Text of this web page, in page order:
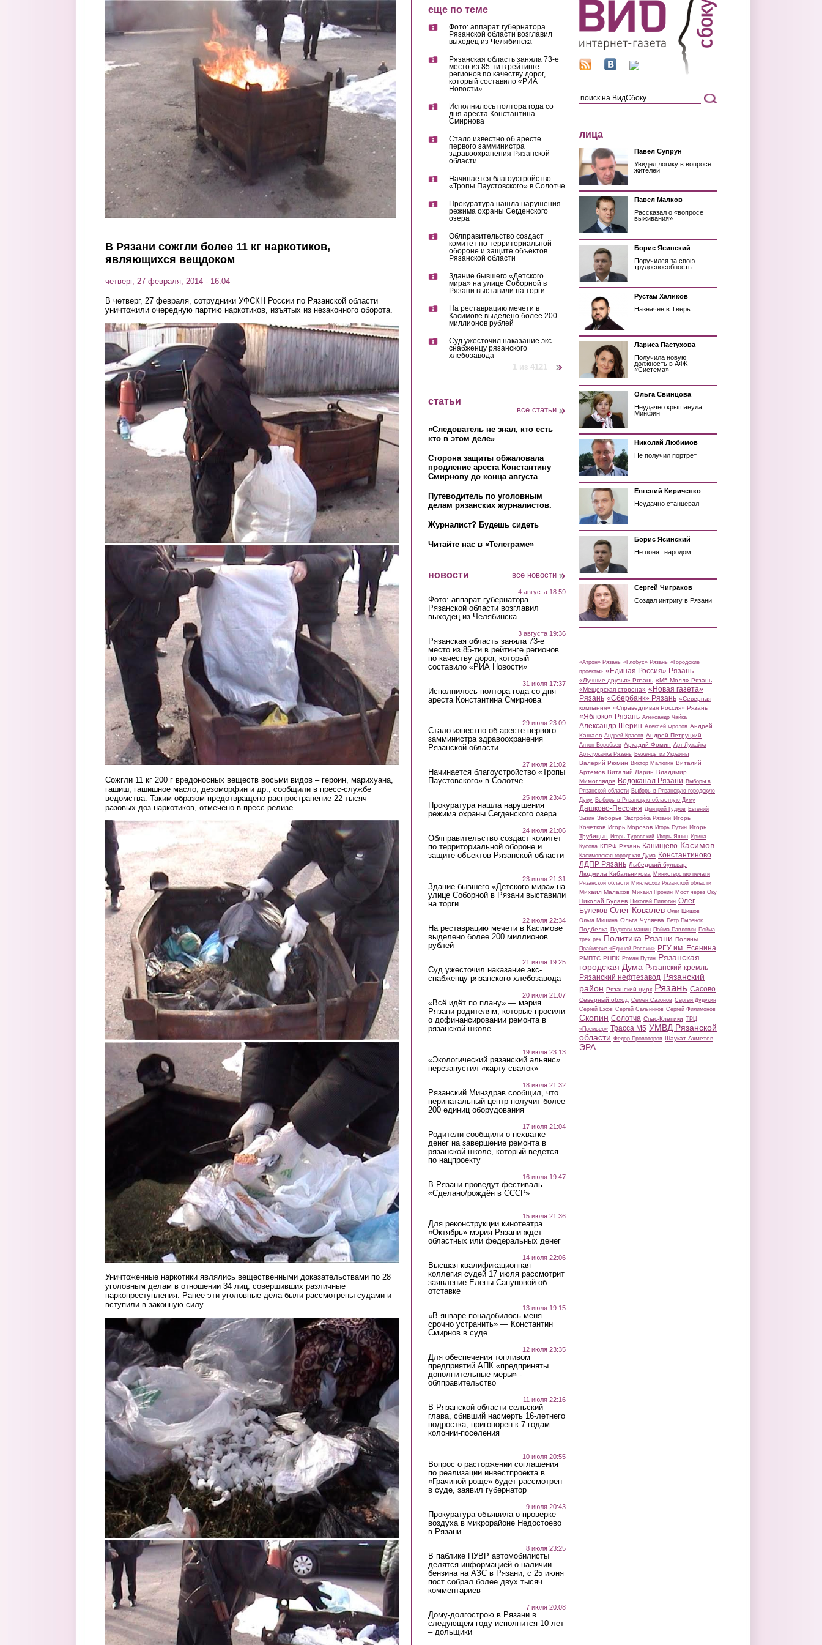
Перейти к основному содержанию
В Рязани сожгли более 11 кг наркотиков,
являющихся вещдоком
четверг, 27 февраля, 2014 - 16:04
В четверг, 27 февраля, сотрудники УФСКН России по Рязанской области
уничтожили очередную партию наркотиков, изъятых из незаконного оборота.
1.jpg
Сожгли 11 кг 200 г вредоносных веществ восьми видов – героин, марихуана,
гашиш, гашишное масло, дезоморфин и др., сообщили в пресс-службе
ведомства. Таким образом предотвращено распространение 22 тысяч
разовых доз наркотиков, отмечено в пресс-релизе.
3.jpg
4.jpg
Уничтоженные наркотики являлись вещественными доказательствами по 28
уголовным делам в отношении 34 лиц, совершивших различные
наркопреступления. Ранее эти уголовные дела были рассмотрены судами и
вступили в законную силу.
5.jpg
6.jpg
еще по теме
Фото: аппарат губернатора
Рязанской области возглавил
выходец из Челябинска
Рязанская область заняла 73-е
место из 85-ти в рейтинге
регионов по качеству дорог,
который составило «РИА
Новости»
Исполнилось полтора года со
дня ареста Константина
Смирнова
Стало известно об аресте
первого замминистра
здравоохранения Рязанской
области
Начинается благоустройство
«Тропы Паустовского» в Солотче
Прокуратура нашла нарушения
режима охраны Сегденского
озера
Облправительство создаст
комитет по территориальной
обороне и защите объектов
Рязанской области
Здание бывшего «Детского
мира» на улице Соборной в
Рязани выставили на торги
На реставрацию мечети в
Касимове выделено более 200
миллионов рублей
Суд ужесточил наказание экс-
снабженцу рязанского
хлебозавода
1 из 4121
статьи
все статьи
«Следователь не знал, кто есть
кто в этом деле»
Сторона защиты обжаловала
продление ареста Константину
Смирнову до конца августа
Путеводитель по уголовным
делам рязанских журналистов.
Журналист? Будешь сидеть
Читайте нас в «Телеграме»
новости все новости
4 августа 18:59
Фото: аппарат губернатора
Рязанской области возглавил
выходец из Челябинска
3 августа 19:36
Рязанская область заняла 73-е
место из 85-ти в рейтинге регионов
по качеству дорог, который
составило «РИА Новости»
31 июля 17:37
Исполнилось полтора года со дня
ареста Константина Смирнова
29 июля 23:09
Стало известно об аресте первого
замминистра здравоохранения
Рязанской области
27 июля 21:02
Начинается благоустройство «Тропы
Паустовского» в Солотче
25 июля 23:45
Прокуратура нашла нарушения
режима охраны Сегденского озера
24 июля 21:06
Облправительство создаст комитет
по территориальной обороне и
защите объектов Рязанской области
23 июля 21:31
Здание бывшего «Детского мира» на
улице Соборной в Рязани выставили
на торги
22 июля 22:34
На реставрацию мечети в Касимове
выделено более 200 миллионов
рублей
21 июля 19:25
Суд ужесточил наказание экс-
снабженцу рязанского хлебозавода
20 июля 21:07
«Всё идёт по плану» — мэрия
Рязани родителям, которые просили
о дофинансировании ремонта в
рязанской школе
19 июля 23:13
«Экологический рязанский альянс»
перезапустил «карту свалок»
18 июля 21:32
Рязанский Минздрав сообщил, что
перинатальный центр получит более
200 единиц оборудования
17 июля 21:04
Родители сообщили о нехватке
денег на завершение ремонта в
рязанской школе, который ведется
по нацпроекту
16 июля 19:47
В Рязани проведут фестиваль
«Сделано/рождён в СССР»
15 июля 21:36
Для реконструкции кинотеатра
«Октябрь» мэрия Рязани ждет
областных или федеральных денег
14 июля 22:06
Высшая квалификационная
коллегия судей 17 июля рассмотрит
заявление Елены Сапуновой об
отставке
13 июля 19:15
«В январе понадобилось меня
срочно устранить» — Константин
Смирнов в суде
12 июля 23:35
Для обеспечения топливом
предприятий АПК «предприняты
дополнительные меры» -
облправительство
11 июля 22:16
В Рязанской области сельский
глава, сбивший насмерть 16-летнего
подростка, приговорен к 7 годам
колонии-поселения
10 июля 20:55
Вопрос о расторжении соглашения
по реализации инвестпроекта в
«Грачиной роще» будет рассмотрен
в суде, заявил губернатор
9 июля 20:43
Прокуратура объявила о проверке
воздуха в микрорайоне Недостоево
в Рязани
8 июля 23:25
В паблике ПУВР автомобилисты
делятся информацией о наличии
бензина на АЗС в Рязани, с 25 июня
пост собрал более двух тысяч
комментариев
7 июля 20:08
Дому-долгострою в Рязани в
следующем году исполнится 10 лет
– дольщики
лица
Павел Супрун
Увидел логику в вопросе
жителей
Павел Малков
Рассказал о «вопросе
выживания»
Борис Ясинский
Поручился за свою
трудоспособность
Рустам Халиков
Назначен в Тверь
Лариса Пастухова
Получила новую
должность в АФК
«Система»
Ольга Свинцова
Неудачно крышанула
Минфин
Николай Любимов
Не получил портрет
Евгений Кириченко
Неудачно станцевал
Борис Ясинский
Не понят народом
Сергей Чиграков
Создал интригу в Рязани
«Атрон» Рязань «Глобус» Рязань «Городские
проекты» «Единая Россия» Рязань
«Лучшие друзья» Рязань «М5 Молл» Рязань
«Мещерская сторона» «Новая газета»
Рязань «Сбербанк» Рязань «Северная
компания» «Справедливая Россия» Рязань
«Яблоко» Рязань Александр Чайка
Александр Шерин Алексей Фролов Андрей
Кашаев Андрей Красов Андрей Петруцкий
Антон Воробьев Аркадий Фомин Арт-Лужайка
Арт-лужайка Рязань Беженцы из Украины
Валерий Рюмин Виктор Малюгин Виталий
Артемов Виталий Ларин Владимир
Мимоглядов Водоканал Рязани Выборы в
Рязанской области Выборы в Рязанскую городскую
Думу Выборы в Рязанскую областную Думу
Дашково-Песочня Дмитрий Гудков Евгений
Зызин Заборье Застройка Рязани Игорь
Кочетков Игорь Морозов Игорь Путин Игорь
Трубицын Игорь Туровский Игорь Яшин Ирина
Кусова КПРФ Рязань Канищево Касимов
Касимовская городская Дума Константиново
ЛДПР Рязань Лыбедский бульвар
Людмила Кибальникова Министерство печати
Рязанской области Минлесхоз Рязанской области
Михаил Малахов Михаил Пронин Мост через Оку
Николай Булаев Николай Пилюгин Олег
Булеков Олег Ковалев Олег Шишов
Ольга Мишина Ольга Чуляева Петр Пыленок
Подбелка Поджоги машин Пойма Павловки Пойма
трех рек Политика Рязани Поляны
Праймериз «Единой России» РГУ им. Есенина
РМПТС РНПК Роман Путин Рязанская
городская Дума Рязанский кремль
Рязанский нефтезавод Рязанский
район Рязанский цирк Рязань Сасово
Северный обход Семен Сазонов Сергей Дудукин
Сергей Ежов Сергей Сальников Сергей Филимонов
Скопин Солотча Спас-Клепики ТРЦ
«Премьер» Трасса М5 УМВД Рязанской
области Федор Провоторов Шаукат Ахметов
ЭРА